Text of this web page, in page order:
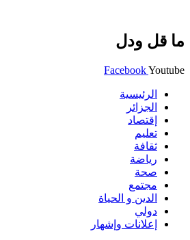
ما قل ودل
FacebookYoutube
الرئيسية
الجزائر
إقتصاد
تعليم
ثقافة
رياضة
صحة
مجتمع
الدين و الحياة
دولي
إعلانات وإشهار